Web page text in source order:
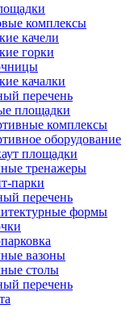
комплексы
качели
горки
качалки
перечень
площадки
комплексы
оборудование
площадки
тренажеры
парки
перечень
формы
вазоны
столы
перечень